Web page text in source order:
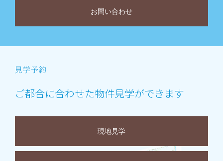
お問い合わせ
ご都合に合わせた物件見学ができます
現地見学